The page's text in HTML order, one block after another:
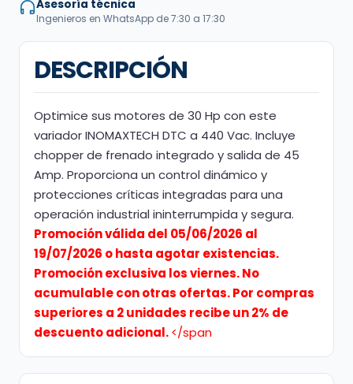
Asesoría técnica
Ingenieros en WhatsApp de 7:30 a 17:30
DESCRIPCIÓN
Optimice sus motores de 30 Hp con este
variador INOMAXTECH DTC a 440 Vac. Incluye
chopper de frenado integrado y salida de 45
Amp. Proporciona un control dinámico y
protecciones críticas integradas para una
operación industrial ininterrumpida y segura.
Promoción válida del 05/06/2026 al
19/07/2026 o hasta agotar existencias.
Promoción exclusiva los viernes. No
acumulable con otras ofertas. Por compras
superiores a 2 unidades recibe un 2% de
descuento adicional.</span